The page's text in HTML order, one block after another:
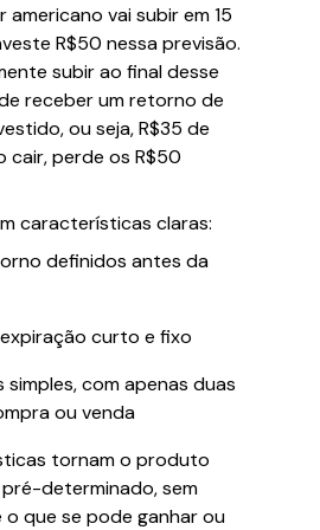
vai subir em 15
R$50 nessa previsão.
subir ao final desse
receber um retorno de
ou seja, R$35 de
cair, perde os R$50
características claras:
definidos antes da
curto e fixo
simples, com apenas duas
ou venda
tornam o produto
pré-determinado, sem
que se pode ganhar ou